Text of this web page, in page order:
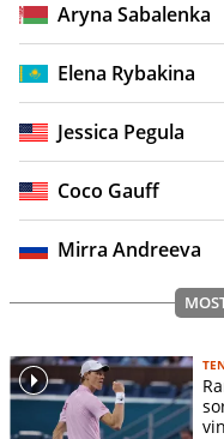
Aryna Sabalenka
Elena Rybakina
Jessica Pegula
Coco Gauff
Mirra Andreeva